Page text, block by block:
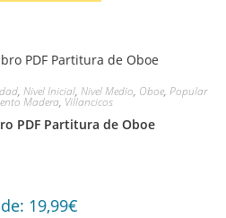
, Nivel Inicial, Nivel Medio, Oboe, Popular
Madera, Villancicos
PDF Partitura de Oboe
19,99€